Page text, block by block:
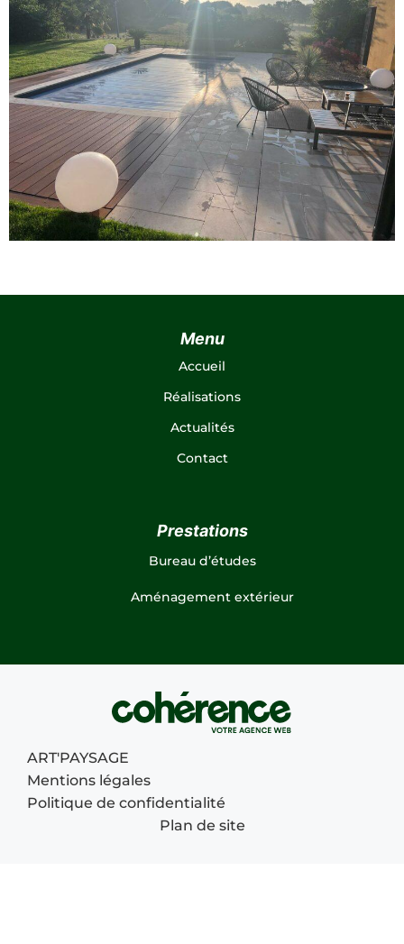
Menu
Accueil
Réalisations
Actualités
Contact
Prestations
Bureau d’études
Aménagement extérieur
ART'PAYSAGE
Mentions légales
Politique de confidentialité
Plan de site